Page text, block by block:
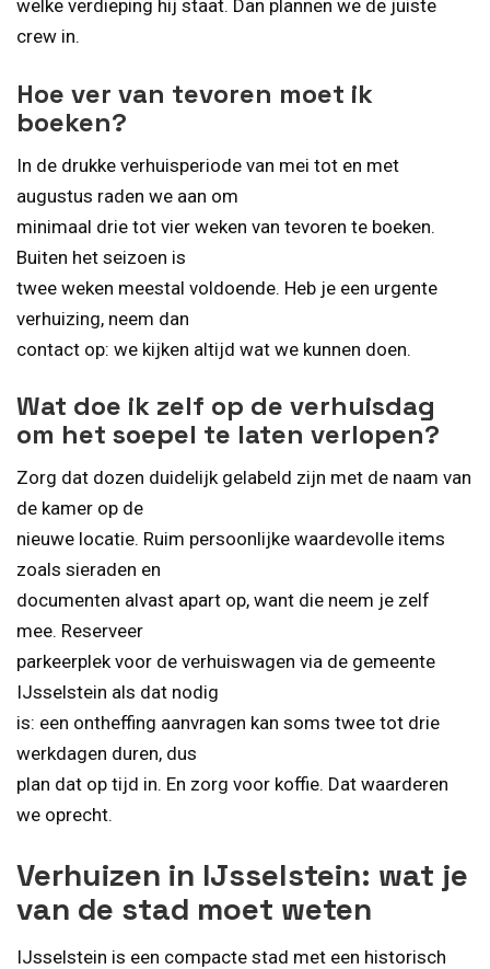
welke verdieping hij staat. Dan plannen we de juiste
crew in.
Hoe ver van tevoren moet ik
boeken?
In de drukke verhuisperiode van mei tot en met
augustus raden we aan om
minimaal drie tot vier weken van tevoren te boeken.
Buiten het seizoen is
twee weken meestal voldoende. Heb je een urgente
verhuizing, neem dan
contact op: we kijken altijd wat we kunnen doen.
Wat doe ik zelf op de verhuisdag
om het soepel te laten verlopen?
Zorg dat dozen duidelijk gelabeld zijn met de naam van
de kamer op de
nieuwe locatie. Ruim persoonlijke waardevolle items
zoals sieraden en
documenten alvast apart op, want die neem je zelf
mee. Reserveer
parkeerplek voor de verhuiswagen via de gemeente
IJsselstein als dat nodig
is: een ontheffing aanvragen kan soms twee tot drie
werkdagen duren, dus
plan dat op tijd in. En zorg voor koffie. Dat waarderen
we oprecht.
Verhuizen in IJsselstein: wat je
van de stad moet weten
IJsselstein is een compacte stad met een historisch